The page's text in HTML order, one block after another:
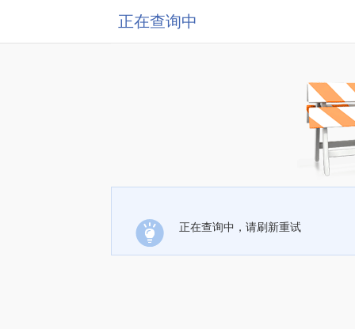
正在查询中
正在查询中，请刷新重试